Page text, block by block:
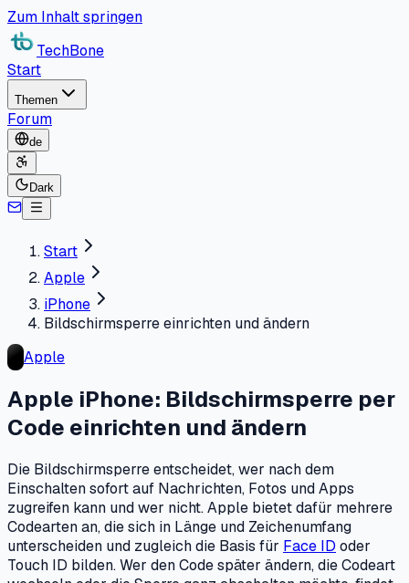
Zum Inhalt springen
TechBone
Start
Themen
Forum
de
Dark
Start
Apple
iPhone
Bildschirmsperre einrichten und ändern
Apple
Apple iPhone: Bildschirmsperre per
Code einrichten und ändern
Die Bildschirmsperre entscheidet, wer nach dem
Einschalten sofort auf Nachrichten, Fotos und Apps
zugreifen kann und wer nicht. Apple bietet dafür mehrere
Codearten an, die sich in Länge und Zeichenumfang
unterscheiden und zugleich die Basis für Face ID oder
Touch ID bilden. Wer den Code später ändern, die Codeart